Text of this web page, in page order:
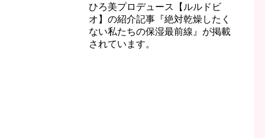
ひろ美プロデュース【ルルドビ
オ】の紹介記事『絶対乾燥したく
ない私たちの保湿最前線』が掲載
されています。